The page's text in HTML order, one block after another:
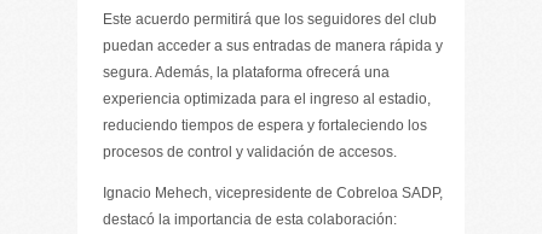
Este acuerdo permitirá que los seguidores del club
puedan acceder a sus entradas de manera rápida y
segura. Además, la plataforma ofrecerá una
experiencia optimizada para el ingreso al estadio,
reduciendo tiempos de espera y fortaleciendo los
procesos de control y validación de accesos.
Ignacio Mehech, vicepresidente de Cobreloa SADP,
destacó la importancia de esta colaboración: